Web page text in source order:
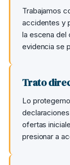
Trabajamos
accidentes y
la escena del
evidencia se
Trato
Lo
ofertas
presionar a